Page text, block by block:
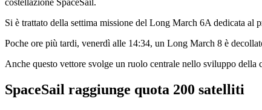
Si è trattato della settima missione del Long March 6A dedicata al
Poche ore più tardi, venerdì alle 14:34, un Long March 8 è
Anche questo vettore svolge un ruolo centrale nello sviluppo
SpaceSail raggiunge quota 200 satelliti